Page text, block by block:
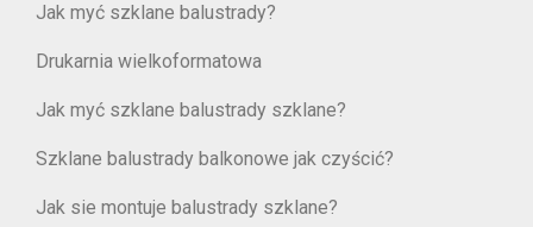
Jak myć szklane balustrady?
Drukarnia wielkoformatowa
Jak myć szklane balustrady szklane?
Szklane balustrady balkonowe jak czyścić?
Jak sie montuje balustrady szklane?